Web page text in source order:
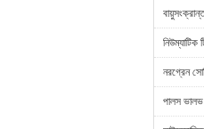
নিউম্যাটিক
নরগ্রেন
পালস ভালভ